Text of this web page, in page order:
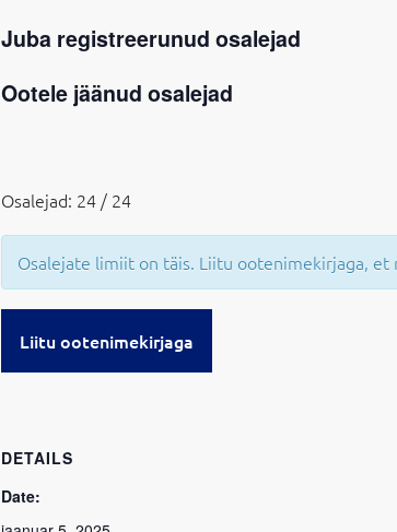
Juba registreerunud osalejad
Ootele jäänud osalejad
Osalejad: 24 / 24
Osalejate limiit on täis. Liitu ootenimekirjaga,
Liitu ootenimekirjaga
DETAILS
Date: